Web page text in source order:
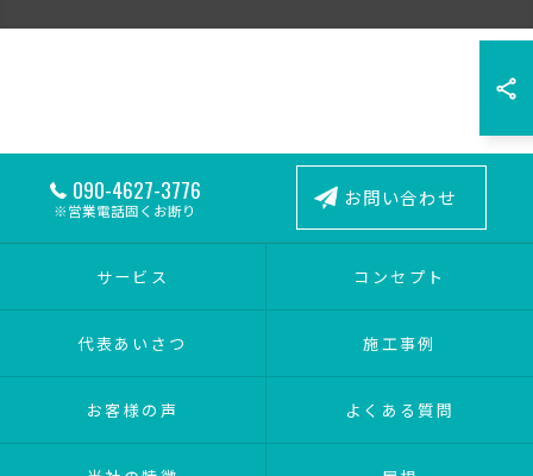
090-4627-3776
※営業電話固くお断り お問い合わせ
サービス コンセプト
代表あいさつ 施工事例
お客様の声 よくある質問